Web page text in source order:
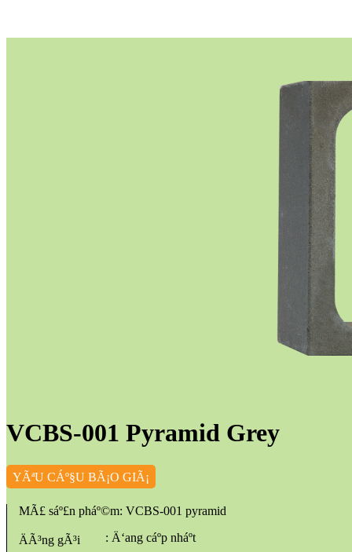
VCBS-001 Pyramid Grey
YÃªU CÁº§U BÃ¡O GIÃ¡
MÃ£ sáº£n pháº©m: VCBS-001 pyramid
ÄÃ³ng gÃ³i
: Ä‘ang cáº­p nháº­t